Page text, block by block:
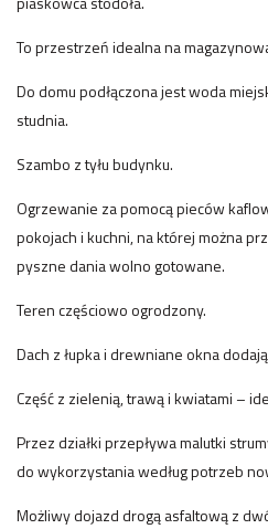
To przestrzeń idealna na
Do domu podłączona jest woda
studnia.
Szambo z tyłu budynku.
Ogrzewanie za pomocą pieców
pokojach i kuchni, na której można
pyszne dania wolno gotowane.
Teren częściowo ogrodzony.
Dach z łupka i drewniane okna
Część z zielenią, trawą i kwiatami –
Przez działki przepływa malutki
do wykorzystania według potrzeb
Możliwy dojazd drogą asfaltową z